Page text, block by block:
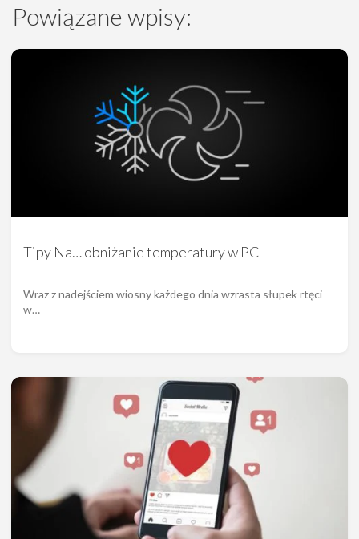
Powiązane wpisy:
Tipy Na… obniżanie temperatury w PC
Wraz z nadejściem wiosny każdego dnia wzrasta słupek rtęci
w…